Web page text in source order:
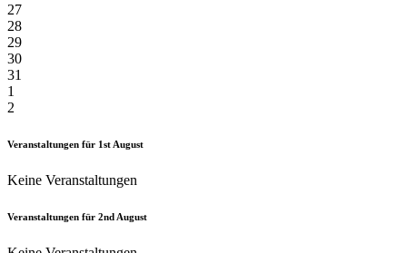
27
28
29
30
31
1
2
Veranstaltungen für 1st August
Keine Veranstaltungen
Veranstaltungen für 2nd August